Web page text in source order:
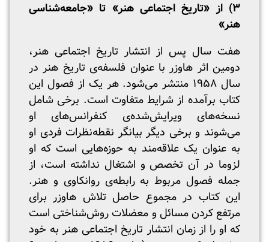
۳) از «تاریخ اجتماعی هنر» تا «جامعه‌شناسی
هنر»
هفت سال پس از انتشار تاریخ اجتماعی هنر،
دومین اثر هاوزر با عنوان فلسفه‌ی تاریخ هنر در
سال ۱۹۵۸ منتشر می‌شود. هر یک از فصول این
کتاب برآمده از شرایط متفاوت است. برخی شامل
نسخه‌های ویرایش‌شده‌ی کنفرانس‌های او
می‌شوند و برخی دیگر بیانگر نقطه‌نظرات فردی او
به عنوان یک علاقه‌مند به حوزه‌هایی است که او
لزوما در آن تخصص و اشتغال نداشته است، از
جمله فصول مربوط به رابطه‌ی روانکاوی و هنر.
این کتاب در مجموع حاصل تلاش هاوزر برای
مرتفع کردن مسائل و معضلات روش‌شناختی است
که او را از زمان انتشار تاریخ اجتماعی هنر به خود